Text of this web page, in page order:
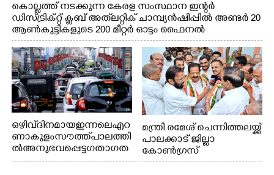
കൊല്ലത്ത് നടക്കുന്ന കേരള സംസ്ഥാന ഇന്റർ
ഡിസ്ട്രിക്റ്റ് ക്ലബ് അത്‌ലറ്റിക് ചാമ്പ്യൻഷിപ്പിൽ അണ്ടർ 20
ആൺകുട്ടികളുടെ 200 മീറ്റർ ഓട്ടം ഫൈനൽ
മത്സരത്തിനിടെ സിന്തറ്റിക് ട്രാക്കിന് കുറുകെ ഓടുന്ന
നായകൾ.
ഒഴിവ് ദിനമായ ഇന്നലെ എറ
ണാകുളം സൗത്ത് പാലത്തി
ൽ അനുഭവപ്പെട്ട ഗതാഗത
ക്കുരുക്ക്
മന്ത്രി രമേശ് ചെന്നിത്തലയ്ക്ക്
പാലക്കാട് ജില്ലാ
കോൺഗ്രസ്